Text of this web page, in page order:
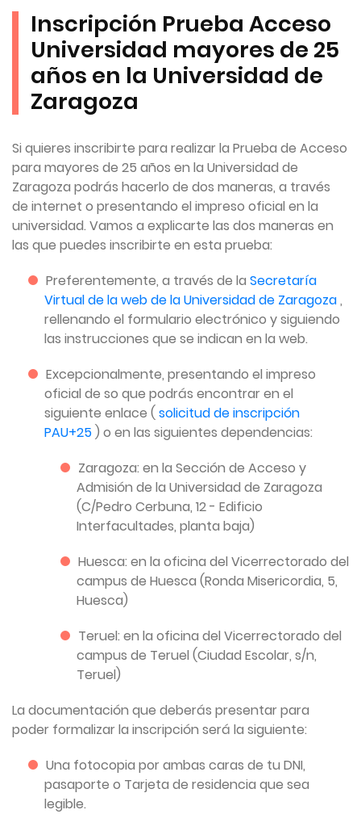
Inscripción Prueba Acceso
Universidad mayores de 25
años en la Universidad de
Zaragoza
Si quieres inscribirte para realizar la Prueba de Acceso
para mayores de 25 años en la Universidad de
Zaragoza podrás hacerlo de dos maneras, a través
de internet o presentando el impreso oficial en la
universidad. Vamos a explicarte las dos maneras en
las que puedes inscribirte en esta prueba:
Preferentemente, a través de la Secretaría
Virtual de la web de la Universidad de Zaragoza,
rellenando el formulario electrónico y siguiendo
las instrucciones que se indican en la web.
Excepcionalmente, presentando el impreso
oficial de so que podrás encontrar en el
siguiente enlace ( solicitud de inscripción
PAU+25 ) o en las siguientes dependencias:
Zaragoza: en la Sección de Acceso y
Admisión de la Universidad de Zaragoza
(C/Pedro Cerbuna, 12 - Edificio
Interfacultades, planta baja)
Huesca: en la oficina del Vicerrectorado del
campus de Huesca (Ronda Misericordia, 5,
Huesca)
Teruel: en la oficina del Vicerrectorado del
campus de Teruel (Ciudad Escolar, s/n,
Teruel)
La documentación que deberás presentar para
poder formalizar la inscripción será la siguiente:
Una fotocopia por ambas caras de tu DNI,
pasaporte o Tarjeta de residencia que sea
legible.